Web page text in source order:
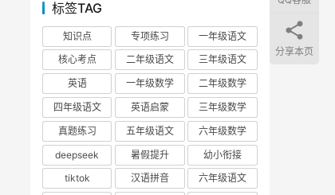
标签TAG
知识点 专项练习
一年级语文
核心考点
二年级语文
三年级语文
英语
一年级数学
二年级数学
四年级语文
英语启蒙
三年级数学
真题练习
五年级语文
六年级数学
deepseek
暑假提升
幼小衔接
tiktok
汉语拼音
六年级语文
分享本页